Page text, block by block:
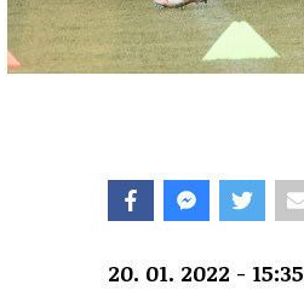
20. 01. 2022 - 15:35